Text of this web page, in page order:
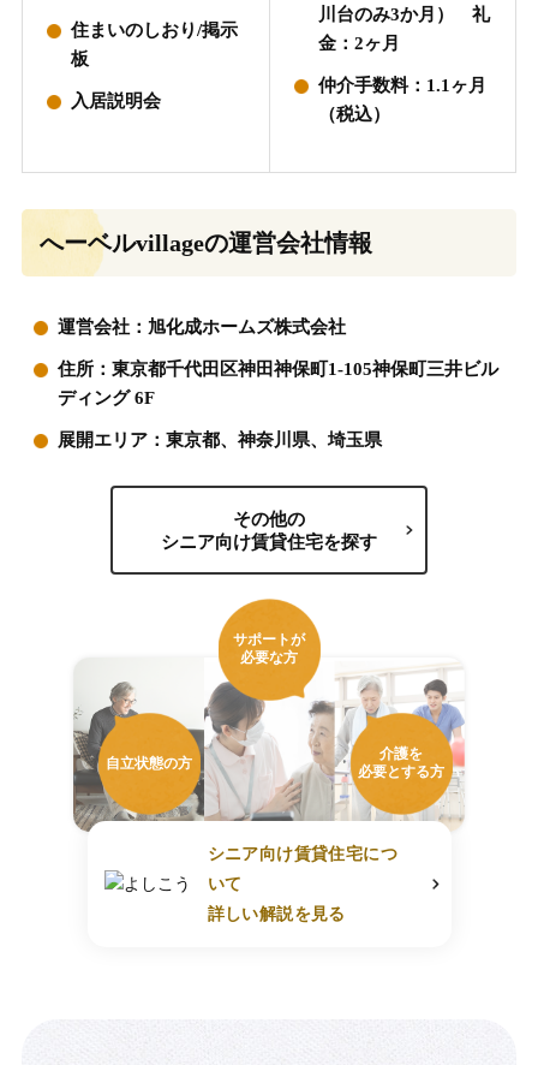
住まいのしおり/掲示
板
入居説明会
川台のみ3か月） 礼
金：2ヶ月
仲介手数料：1.1ヶ月
（税込）
へーベルvillageの運営会社情報
運営会社：旭化成ホームズ株式会社
住所：東京都千代田区神田神保町1-105神保町三井ビル
ディング 6F
展開エリア：東京都、神奈川県、埼玉県
その他の
シニア向け賃貸住宅を探す
自立状態の方
サポートが
必要な方
介護を
必要とする方
シニア向け賃貸住宅につ
いて
詳しい解説を見る